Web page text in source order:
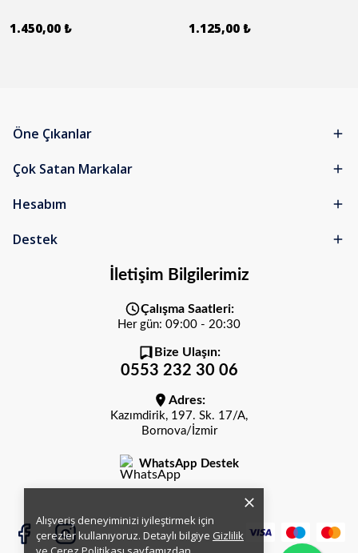
Alışveriş deneyiminizi iyileştirmek için
çerezler kullanıyoruz. Detaylı bilgiye Gizlilik
1.450,00 ₺ 1.125,00 ₺
Öne Çıkanlar
Çok Satan Markalar
Hesabım
Destek
İletişim Bilgilerimiz
Çalışma Saatleri:
Her gün: 09:00 - 20:30
Bize Ulaşın:
0553 232 30 06
Adres:
Kazımdirik, 197. Sk. 17/A,
Bornova/İzmir
WhatsApp Destek